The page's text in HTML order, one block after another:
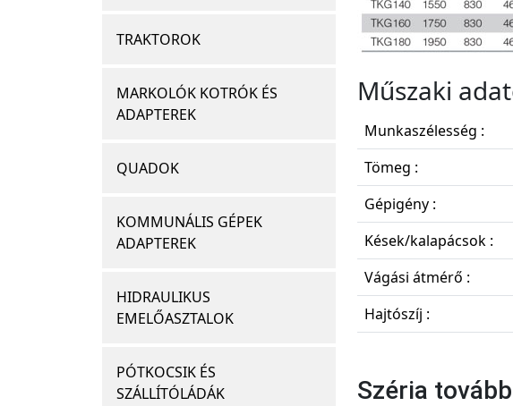
TRAKTOROK
MARKOLÓK KOTRÓK ÉS
ADAPTEREK
QUADOK
KOMMUNÁLIS GÉPEK
ADAPTEREK
HIDRAULIKUS
EMELŐASZTALOK
PÓTKOCSIK ÉS
SZÁLLÍTÓLÁDÁK
Műszaki
Munkaszélesség :
Tömeg :
Gépigény :
Kések/kalapácsok :
Vágási átmérő :
Hajtószíj :
Széria